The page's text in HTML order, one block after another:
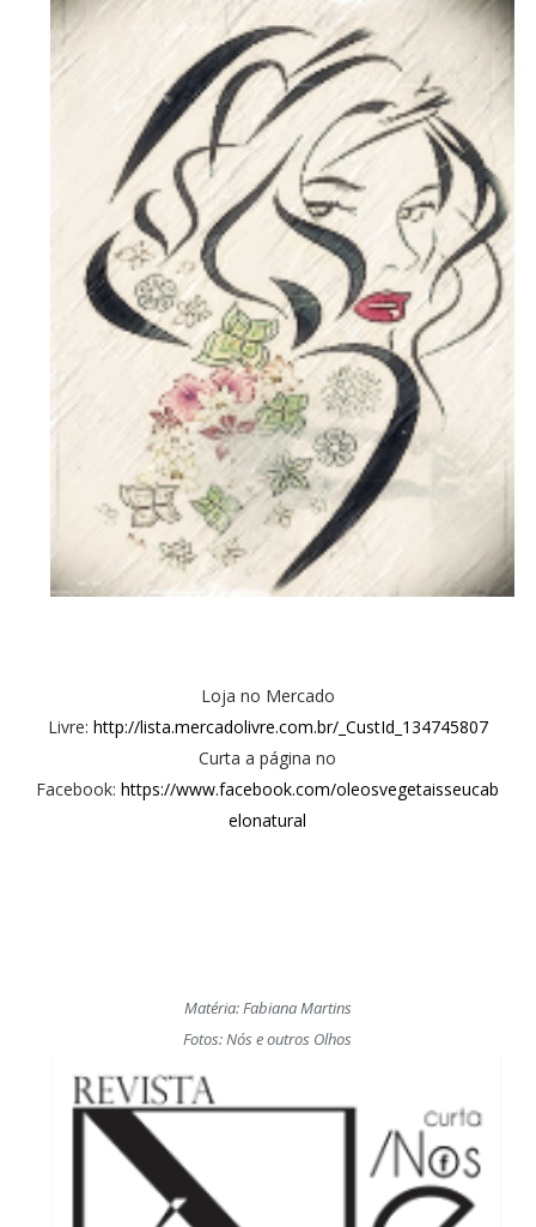
Loja no Mercado
Livre: http://lista.mercadolivre.com.br/_CustId_134745807
Curta a página no
Facebook:https://www.facebook.com/oleosvegetaisseucab
elonatural
Matéria: Fabiana Martins
Fotos: Nós e outros Olhos